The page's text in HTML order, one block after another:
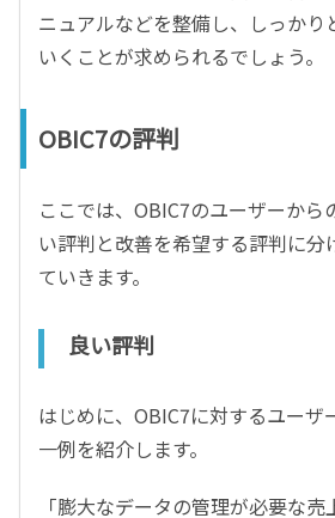
ニュアルなどを整備し、しっかり
いくことが求められるでしょう。
OBIC7の評判
ここでは、OBIC7のユーザーから
い評判と改善を希望する評判に分
ていきます。
良い評判
はじめに、OBIC7に対するユーザ
一例を紹介します。
「膨大なデータの管理が必要な